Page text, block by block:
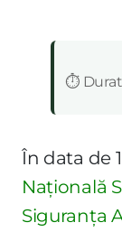
⏱️
În data de
Națională
Siguranța